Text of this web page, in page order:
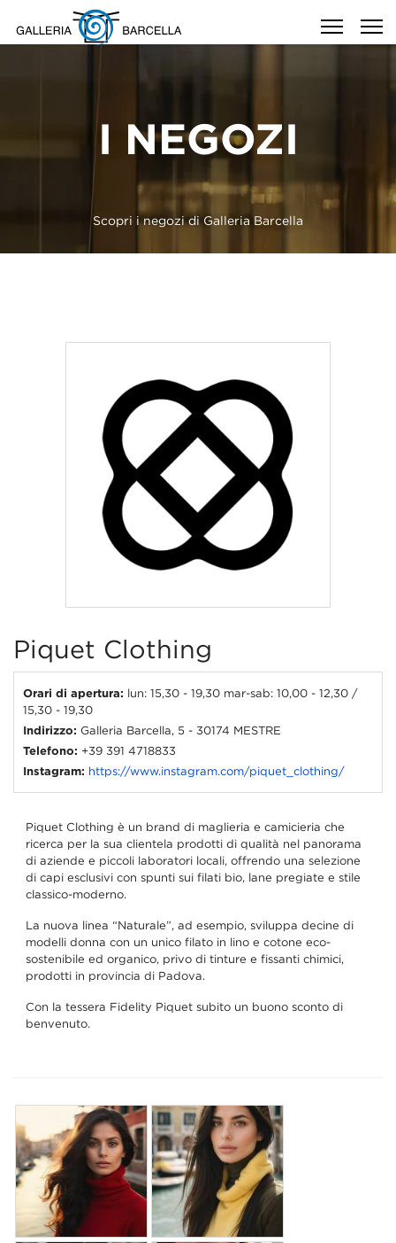
I NEGOZI
Scopri i negozi di Galleria Barcella
Piquet Clothing
Orari di apertura: lun: 15,30 - 19,30 mar-sab: 10,00 - 12,30 /
15,30 - 19,30
Indirizzo: Galleria Barcella, 5 - 30174 MESTRE
Telefono: +39 391 4718833
Instagram: https://www.instagram.com/piquet_clothing/
Piquet Clothing è un brand di maglieria e camicieria che
ricerca per la sua clientela prodotti di qualità nel panorama
di aziende e piccoli laboratori locali, offrendo una selezione
di capi esclusivi con spunti sui filati bio, lane pregiate e stile
classico-moderno.
La nuova linea “Naturale”, ad esempio, sviluppa decine di
modelli donna con un unico filato in lino e cotone eco-
sostenibile ed organico, privo di tinture e fissanti chimici,
prodotti in provincia di Padova.
Con la tessera Fidelity Piquet subito un buono sconto di
benvenuto.